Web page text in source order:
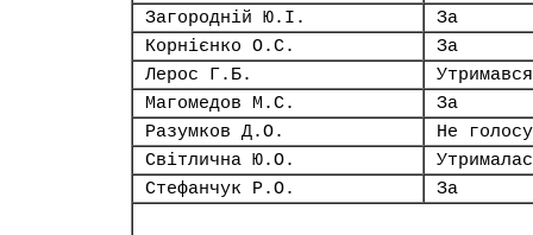
Загородній Ю.І.
За
Корнієнко О.С.
За
Лерос Г.Б.
Утримався
Магомедов М.С.
За
Разумков Д.О.
Не
Світлична Ю.О.
Стефанчук Р.О.
За